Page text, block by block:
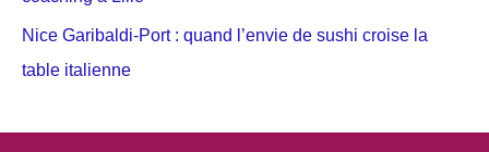
Nice Garibaldi-Port : quand l’envie de sushi croise la
table italienne